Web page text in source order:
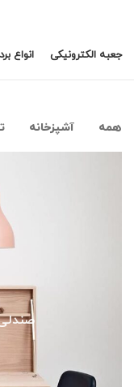
جعبه الکترونیکی انواع
همه آشپزخانه